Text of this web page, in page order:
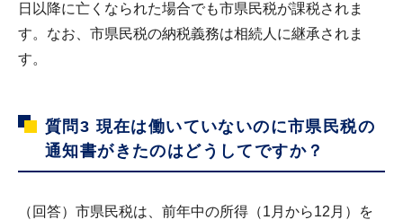
日以降に亡くなられた場合でも市県民税が課税されま
す。なお、市県民税の納税義務は相続人に継承されま
す。
質問3 現在は働いていないのに市県民税の
通知書がきたのはどうしてですか？
（回答）市県民税は、前年中の所得（1月から12月）を